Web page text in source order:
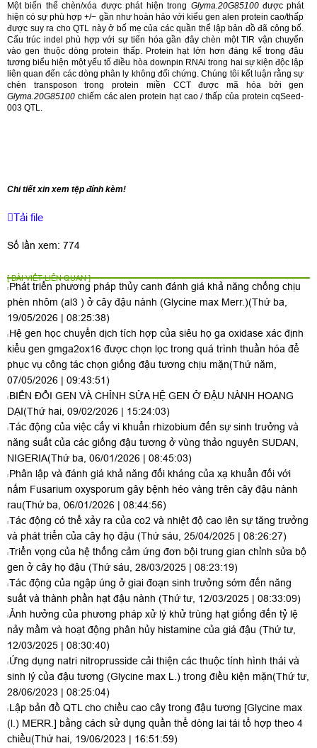
Một biến thể chèn/xóa được phát hiện trong Glyma.20G85100được phát
hiện có sự phù hợp +/− gần như hoàn hảo với kiểu gen alen protein cao/thấp
được suy ra cho QTL này ở bố mẹ của các quần thể lập bản đồ đã công bố.
Cấu trúc indel phù hợp với sự tiến hóa gần đây chèn một TIR vận chuyển
vào gen thuộc dòng protein thấp. Protein hạt lớn hơn đáng kể trong đậu
tương biểu hiện một yếu tố điều hòa downpin RNAi trong hai sự kiện độc lập
liên quan đến các dòng phân ly không đối chứng. Chúng tôi kết luận rằng sự
chèn transposon trong protein miền CCT được mã hóa bởi gen
Glyma.20G85100 chiếm các alen protein hạt cao / thấp của protein cqSeed-
003 QTL.
Chi tiết xin xem tệp đính kèm!
Tải file
Số lần xem: 774
[ BÀI VIẾT LIÊN QUAN ]
Phát triển phương pháp thủy canh đánh giá khả năng chống chịu
phèn nhôm (al3 ) ở cây đậu nành (Glycine max Merr.)(Thứ ba,
19/05/2026 | 08:25:38)
Hệ gen học chuyển dịch tích hợp của siêu họ ga oxidase xác định
kiểu gen gmga2ox16 được chọn lọc trong quá trình thuần hóa để
phục vụ công tác chọn giống đậu tương chịu mặn(Thứ năm,
07/05/2026 | 09:43:51)
BIẾN ĐỔI GEN VÀ CHỈNH SỬA HỆ GEN Ở ĐẬU NÀNH HOANG
DẠI(Thứ hai, 09/02/2026 | 15:24:03)
Tác động của việc cấy vi khuẩn rhizobium đến sự sinh trưởng và
năng suất của các giống đậu tương ở vùng thảo nguyên SUDAN,
NIGERIA(Thứ ba, 06/01/2026 | 08:45:03)
Phân lập và đánh giá khả năng đối kháng của xạ khuẩn đối với
nấm Fusarium oxysporum gây bệnh héo vàng trên cây đậu nành
rau(Thứ ba, 06/01/2026 | 08:44:56)
Tác động có thể xảy ra của co2 và nhiệt độ cao lên sự tăng trưởng
và phát triển của cây họ đậu (Thứ sáu, 25/04/2025 | 08:26:27)
Triển vọng của hệ thống cảm ứng đơn bội trung gian chỉnh sửa bộ
gen ở cây họ đậu (Thứ sáu, 28/03/2025 | 08:23:19)
Tác động của ngập úng ở giai đoạn sinh trưởng sớm đến năng
suất và thành phần hạt đậu nành (Thứ tư, 12/03/2025 | 08:33:09)
Ảnh hưởng của phương pháp xử lý khử trùng hạt giống đến tỷ lệ
nảy mầm và hoạt động phân hủy histamine của giá đậu (Thứ tư,
12/03/2025 | 08:30:40)
Ứng dụng natri nitroprusside cải thiện các thuộc tính hình thái và
sinh lý của đậu tương (Glycine max L.) trong điều kiện mặn(Thứ tư,
28/06/2023 | 08:25:04)
Lập bản đồ QTL cho chiều cao cây trong đậu tương [Glycine max
(l.) MERR.] bằng cách sử dụng quần thể dòng lai tái tổ hợp theo 4
chiều(Thứ hai, 19/06/2023 | 16:51:59)